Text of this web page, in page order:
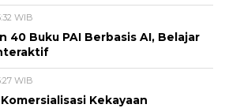
WIB
40 Buku PAI Berbasis AI, Belajar
WIB
Kekayaan